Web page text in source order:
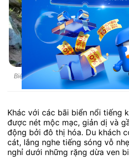
Biển Cà Ná mang đến cảm giác thư
yêu thiên
Khác với các bãi biển nổi tiếng
được nét mộc mạc, giản dị và
động bởi đô thị hóa. Du khách
cát, lắng nghe tiếng sóng vỗ
nghỉ dưới những rặng dừa ven